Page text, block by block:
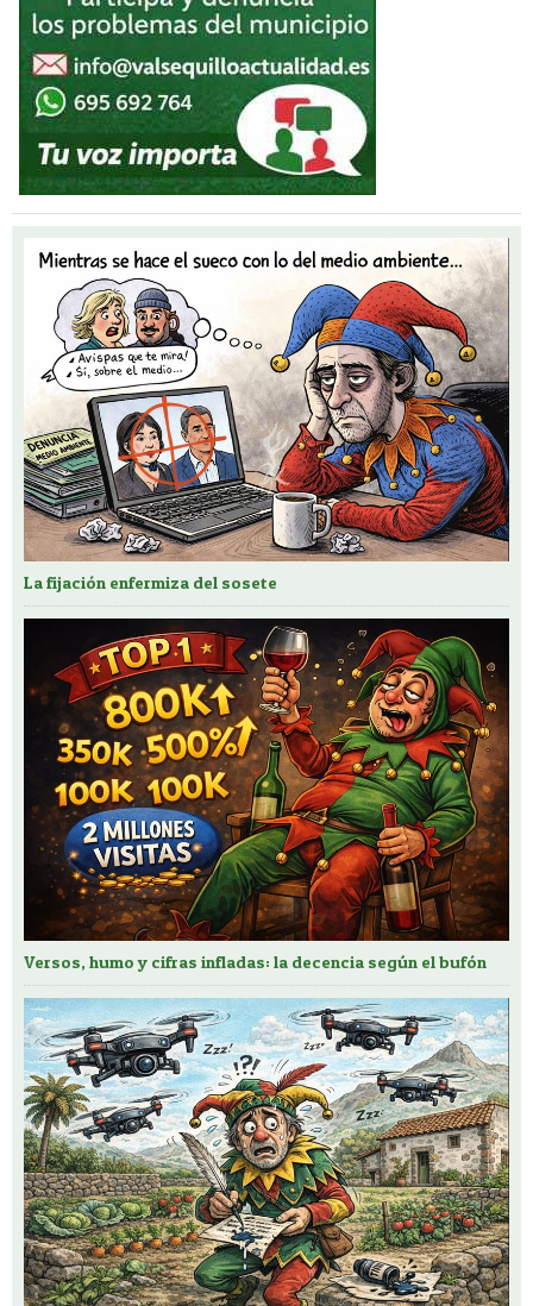
La fijación enfermiza del sosete
Versos, humo y cifras infladas: la decencia según el bufón